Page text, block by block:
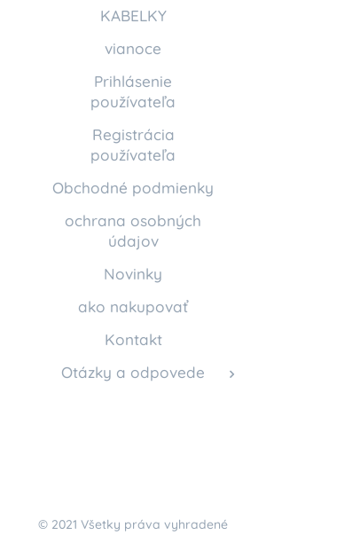
KABELKY
vianoce
Prihlásenie
používateľa
Registrácia
používateľa
Obchodné podmienky
ochrana osobných
údajov
Novinky
ako nakupovať
Kontakt
Otázky a odpovede
© 2021 Všetky práva vyhradené